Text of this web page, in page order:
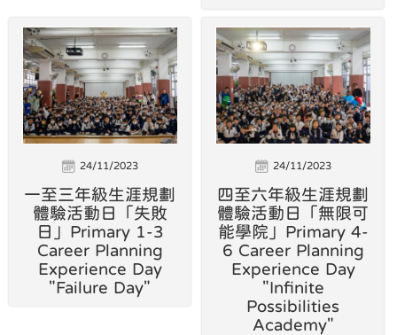
24/11/2023
一至三年級生涯規劃
體驗活動日「失敗
日」Primary 1-3
Career Planning
Experience Day
"Failure Day"
24/11/2023
四至六年級生涯規劃
體驗活動日「無限可
能學院」Primary 4-
6 Career Planning
Experience Day
"Infinite
Possibilities
Academy"